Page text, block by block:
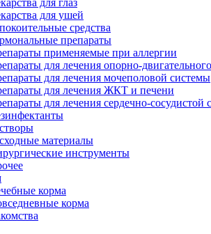
для глаз
для ушей
средства
препараты
применяемые при аллергии
для лечения опорно-
для лечения мочеполовой системы
для лечения ЖКТ и печени
для лечения сердечно-сосудистой
материалы
инструменты
корма
корма